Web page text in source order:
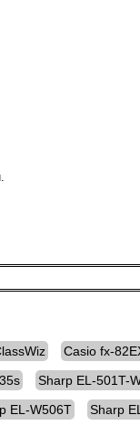
Casio fx-
Sharp EL-501T-
EL-W506T Sharp